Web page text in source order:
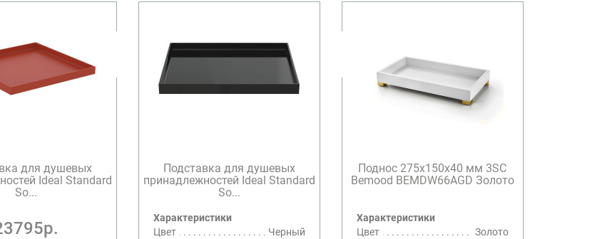
для душевых
Ideal Standard
So...
Подставка для душевых
принадлежностей Ideal Standard
So...
Характеристики
Цвет
Черный
Поднос 275х150х40 мм 3SC
Bemood BEMDW66AGD Золото
Характеристики
Цвет
Золото